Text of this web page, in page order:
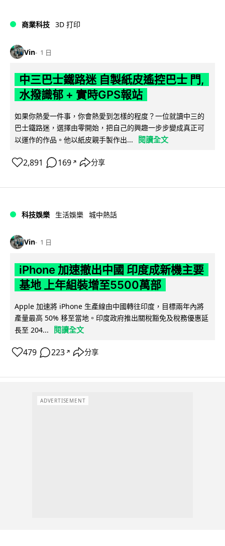
商業科技 3D 打印
Vin 1 日
中三巴士鐵路迷 自製紙皮遙控巴士 門,
水撥識郁 + 實時GPS報站
如果你熱愛一件事，你會熱愛到怎樣的程度？一位就讀中三的
巴士鐵路迷，選擇由零開始，把自己的興趣一步步變成真正可
以運作的作品。他以紙皮親手製作出...
閱讀全文
2,891 169 ↗ 分享
科技娛樂 生活娛樂 城中熱話
Vin 1 日
iPhone 加速撤出中國 印度成新機主要
基地 上年組裝增至5500萬部
Apple 加速將 iPhone 生產線由中國轉往印度，目標兩年內將
產量最高 50% 移至當地。印度政府推出關稅豁免及稅務優惠延
長至 204...
閱讀全文
479 223 ↗ 分享
ADVERTISEMENT